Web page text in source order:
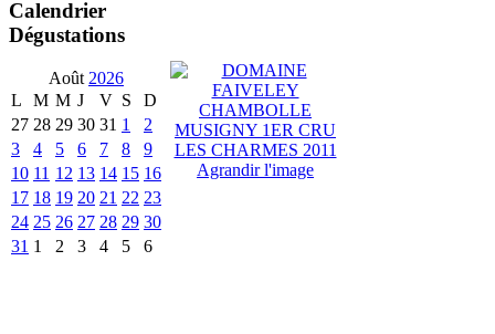
Calendrier
Dégustations
Août 2026
L
M M J V S
D
27 28 29 30 31 1
2
3
4 5 6 7 8
9
10 11 12 13 14 15 16
17 18 19 20 21 22 23
24 25 26 27 28 29 30
31 1 2 3 4 5 6
Agrandir l'image